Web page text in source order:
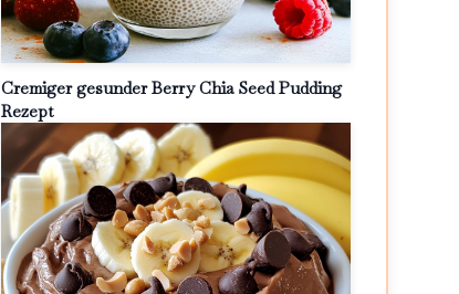
Cremiger gesunder Berry Chia Seed Pudding
Rezept